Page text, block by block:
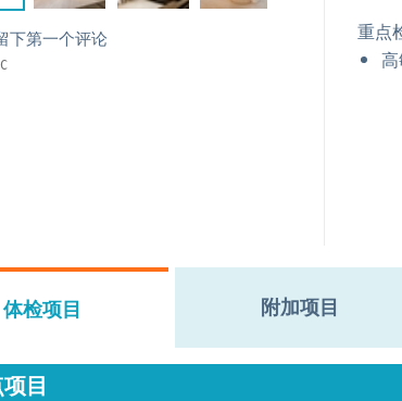
下第一个评论
重点
体检项目 附加项目
目